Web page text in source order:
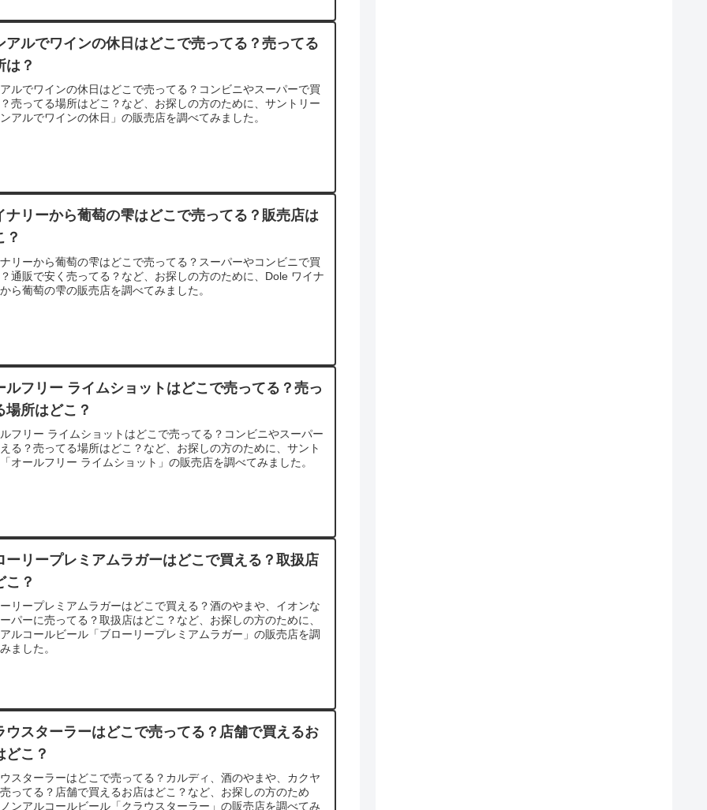
アルでワインの休日はどこで売ってる？売ってる
は？
ルでワインの休日はどこで売ってる？コンビニやスーパーで買
売ってる場所はどこ？など、お探しの方のために、サントリー
アルでワインの休日」の販売店を調べてみました。
ナリーから葡萄の雫はどこで売ってる？販売店は
？
リーから葡萄の雫はどこで売ってる？スーパーやコンビニで買
通販で安く売ってる？など、お探しの方のために、Dole ワイナ
ら葡萄の雫の販売店を調べてみました。
ルフリー ライムショットはどこで売ってる？売っ
場所はどこ？
フリー ライムショットはどこで売ってる？コンビニやスーパー
る？売ってる場所はどこ？など、お探しの方のために、サント
オールフリー ライムショット」の販売店を調べてみました。
ーリープレミアムラガーはどこで買える？取扱店
こ？
リープレミアムラガーはどこで買える？酒のやまや、イオンな
パーに売ってる？取扱店はどこ？など、お探しの方のために、
ルコールビール「ブローリープレミアムラガー」の販売店を調
ました。
ウスターラーはどこで売ってる？店舗で買えるお
どこ？
スターラーはどこで売ってる？カルディ、酒のやまや、カクヤ
ってる？店舗で買えるお店はどこ？など、お探しの方のため
ンアルコールビール「クラウスターラー」の販売店を調べてみ